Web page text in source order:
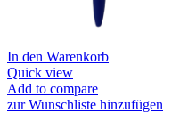
In den Warenkorb
Quick view
Add to compare
zur Wunschliste hinzufügen